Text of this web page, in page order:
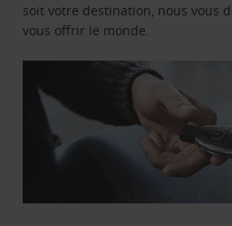
soit votre destination, nous vous
vous offrir le monde.